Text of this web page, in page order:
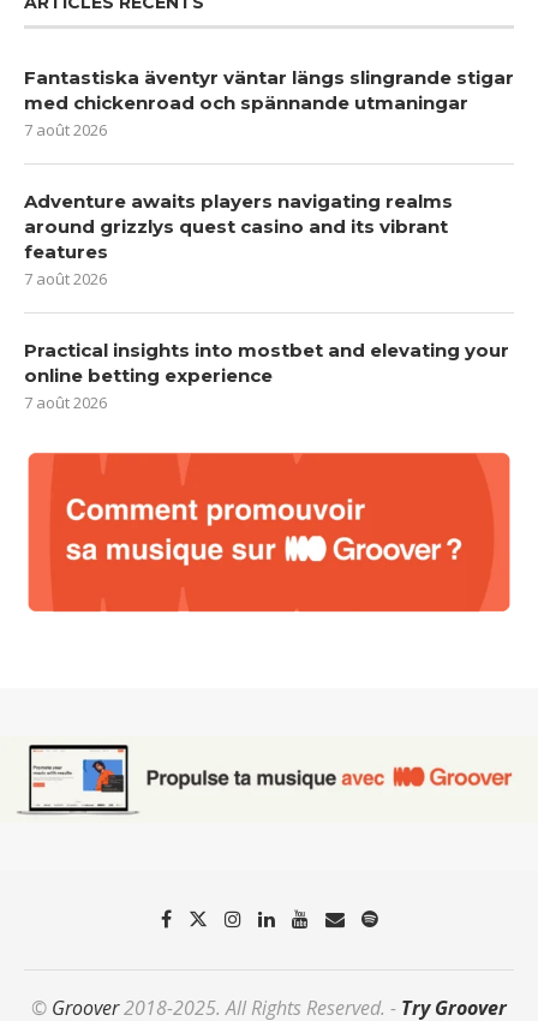
Fantastiska äventyr väntar längs slingrande stigar
med chickenroad och spännande utmaningar
7 août 2026
Adventure awaits players navigating realms
around grizzlys quest casino and its vibrant
features
7 août 2026
Practical insights into mostbet and elevating your
online betting experience
7 août 2026
© Groover2018-2025. All Rights Reserved. - Try Groover